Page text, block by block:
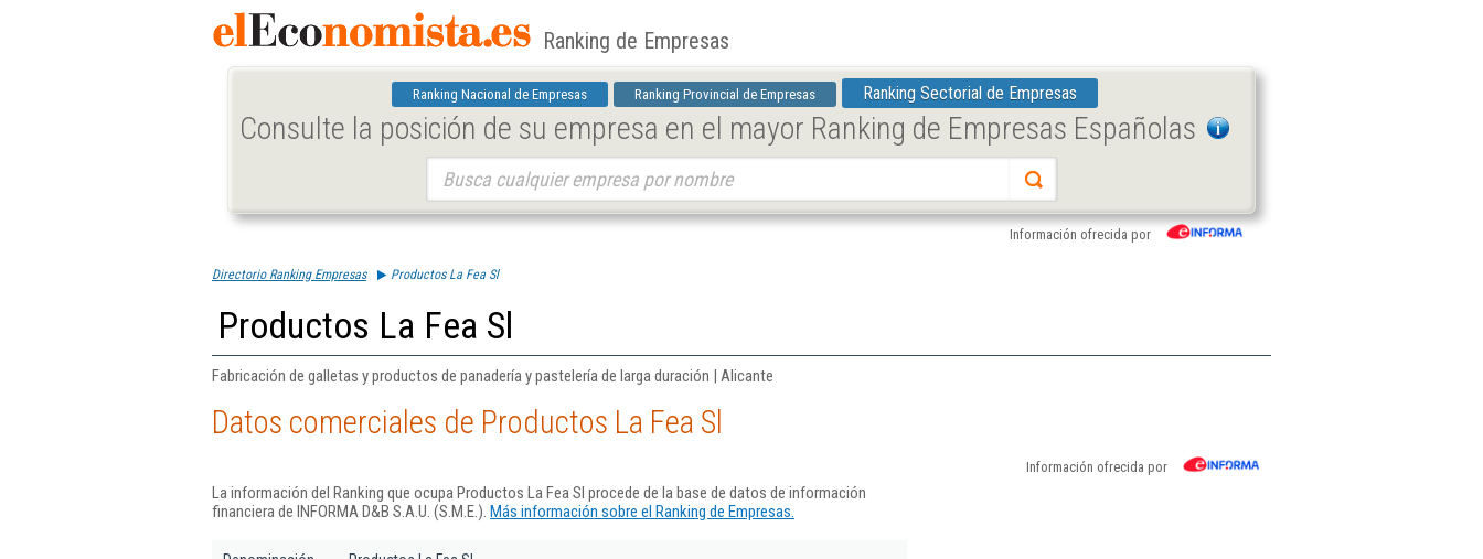
Ranking de Empresas
Ranking Nacional de Empresas Ranking Provincial de Empresas Ranking Sectorial de Empresas
Consulte la posición de su empresa en el mayor Ranking de Empresas Españolas
Información ofrecida por
Directorio Ranking Empresas Productos La Fea Sl
Productos La Fea Sl
Fabricación de galletas y productos de panadería y pastelería de larga duración | Alicante
Datos comerciales de Productos La Fea Sl
Información ofrecida por
La información del Ranking que ocupa Productos La Fea Sl procede de la base de datos de información
financiera de INFORMA D&B S.A.U. (S.M.E.). Más información sobre el Ranking de Empresas.